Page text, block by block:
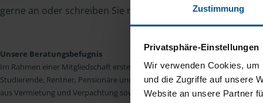
Zustimmung
Privatsphäre-Einstellungen
Wir verwenden Cookies,
und die Zugriffe auf unsere
Website an unsere Partner
gerne an oder schreiben Sie mir. Ich freue mich auf Sie!
Unsere Beratungsbefugnis
Im Rahmen einer Mitgliedschaft erstellen wir die
Studierende, Rentner, Pensionäre und Unterhaltsempfänger nach § 4 Nr.
aus Vermietung und Verpachtung sowie Kapitalerträgen sind wir in vielen